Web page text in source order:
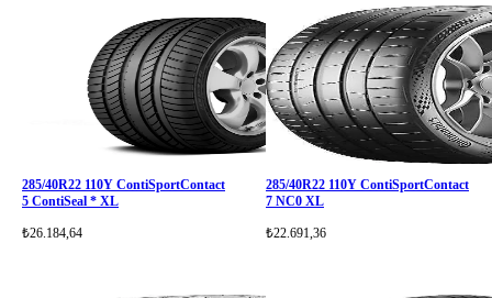
285/40R22 110Y ContiSportContact
5 ContiSeal * XL
₺26.184,64
285/40R22 110Y ContiSportContact
7 NC0 XL
₺22.691,36